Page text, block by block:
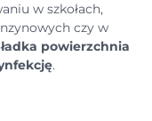
w szkołach,
czy w
powierzchnia
.